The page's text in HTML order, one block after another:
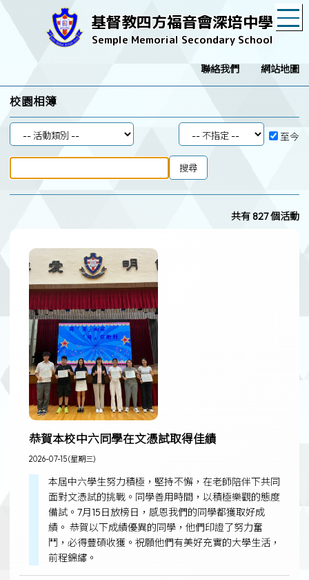
基督教四方福音會深培中學
Semple Memorial Secondary School
聯絡我們 網站地圖
校園相簿
至今
共有 827 個活動
恭賀本校中六同學在文憑試取得佳績
2026-07-15 (星期三)
本屆中六學生努力積極，堅持不懈，在老師陪伴下共同
面對文憑試的挑戰。同學善用時間，以積極樂觀的態度
備試。7月15日放榜日，感恩我們的同學都獲取好成
績。 恭賀以下成績優異的同學，他們印證了努力奮
鬥，必得豐碩收獲。祝願他們有美好充實的大學生活，
前程錦繡。